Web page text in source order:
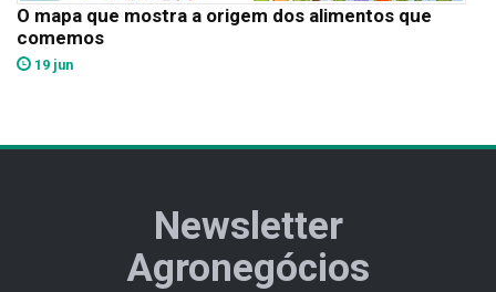
O mapa que mostra a origem dos alimentos que
comemos
19 jun
Newsletter
Agronegócios